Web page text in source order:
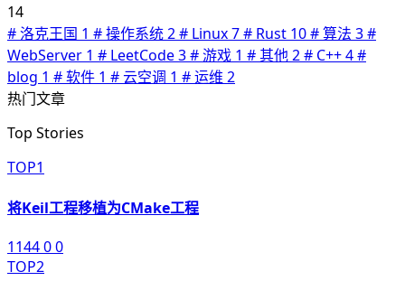
14
#洛克王国 1 #操作系统2# Linux7# Rust 10#算法 3#
WebServer 1 # LeetCode3#游戏 1 #其他2# C++4#
blog 1 #软件 1 #云空调 1 #运维 2
热门文章
Top Stories
TOP1
将Keil工程移植为CMake工程
114400
TOP2